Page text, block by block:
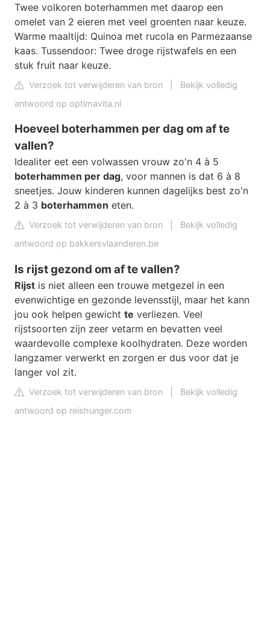
Twee volkoren boterhammen met daarop een
omelet van 2 eieren met veel groenten naar keuze.
Warme maaltijd: Quinoa met rucola en Parmezaanse
kaas. Tussendoor: Twee droge rijstwafels en een
stuk fruit naar keuze.
Verzoek tot verwijderen van bron
Bekijk volledig
antwoord op optimavita.nl
Hoeveel boterhammen per dag om af te
vallen?
Idealiter eet een volwassen vrouw zo'n 4 à 5
boterhammen per dag, voor mannen is dat 6 à 8
sneetjes. Jouw kinderen kunnen dagelijks best zo'n
2 à 3 boterhammen eten.
Verzoek tot verwijderen van bron
Bekijk volledig
antwoord op bakkersvlaanderen.be
Is rijst gezond om af te vallen?
Rijst is niet alleen een trouwe metgezel in een
evenwichtige en gezonde levensstijl, maar het kann
jou ook helpen gewicht te verliezen. Veel
rijstsoorten zijn zeer vetarm en bevatten veel
waardevolle complexe koolhydraten. Deze worden
langzamer verwerkt en zorgen er dus voor dat je
langer vol zit.
Verzoek tot verwijderen van bron
Bekijk volledig
antwoord op reishunger.com